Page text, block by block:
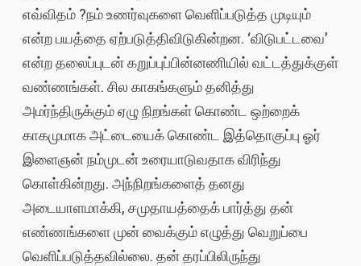
எவ்விதம் ?நம் உணர்வுகளை வெளிப்படுத்த முடியும்
என்ற பயத்தை ஏற்படுத்திவிடுகின்றன. ‘விடுபட்டவை’
என்ற தலைப்புடன் கறுப்புப்பின்னணியில் வட்டத்துக்குள்
வண்ணங்கள். சில காகங்களும் தனித்து
அமர்ந்திருக்கும் ஏழு நிறங்கள் கொண்ட ஒற்றைக்
காகமுமாக அட்டையைக் கொண்ட இத்தொகுப்பு ஓர்
இளைஞன் நம்முடன் உரையாடுவதாக விரிந்து
கொள்கின்றது. அந்நிறங்களைத் தனது
அடையாளமாக்கி, சமுதாயத்தைக் பார்த்து தன்
எண்ணங்களை முன் வைக்கும் எழுத்து வெறுப்பை
வெளிப்படுத்தவில்லை. தன் தரப்பிலிருந்து